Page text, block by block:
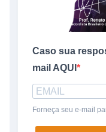
Caso sua
mail AQUI
Forneça seu e-mail